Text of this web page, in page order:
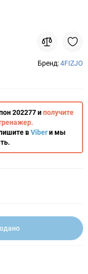
Бренд:4FIZJO
202277 иполучите
вViberи мы